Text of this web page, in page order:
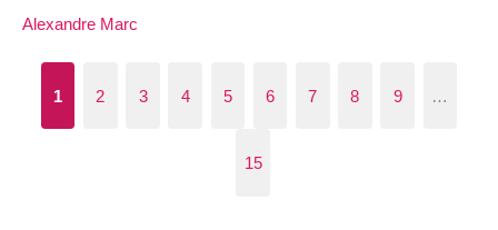
Alexandre Marc
1 2 3 4 5 6 7 8 9 …
15